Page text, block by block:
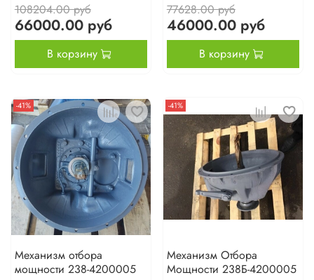
108204.00 руб
66000.00 руб
В корзину
77628.00 руб
46000.00 руб
В корзину
-41%
Механизм отбора
мощности 238-4200005
-41%
Механизм Отбора
Мощности 238Б-4200005